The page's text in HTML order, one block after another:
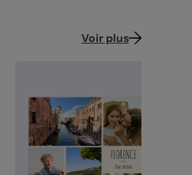
Voir plus